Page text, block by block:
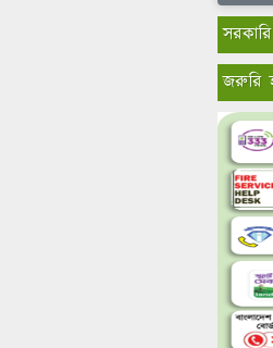
জরুরি